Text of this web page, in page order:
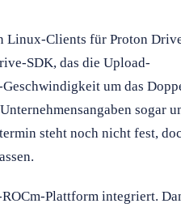
Linux-Clients für Proton
SDK, das die Upload-
um das
sogar
steht noch nicht fest,
Plattform integriert.